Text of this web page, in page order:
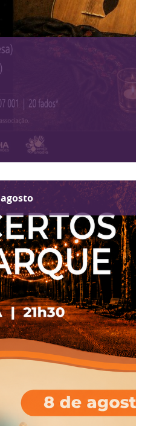
agosto